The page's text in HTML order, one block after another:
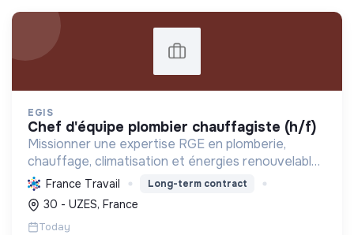
EGIS
chef d'équipe plombier chauffagiste (h/f)
Missionner une expertise RGE en plomberie,
chauffage, climatisation et énergies renouvelables
pour les particuliers, professionnels et
collectivités, œuvrant pour la transition
énergétique et l'effica...
France Travail Long-term contract
30 - UZES, France
Today